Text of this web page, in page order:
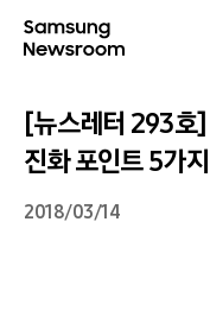
[뉴스레터 293호
진화 포인트 5가지
2018/03/14